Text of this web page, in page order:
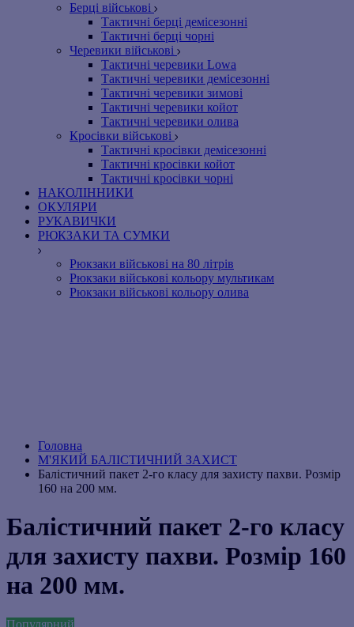
Берці військові
Тактичні берці демісезонні
Тактичні берці чорні
Черевики військові
Тактичні черевики Lowa
Тактичні черевики демісезонні
Тактичні черевики зимові
Тактичні черевики койот
Тактичні черевики олива
Кросівки військові
Тактичні кросівки демісезонні
Тактичні кросівки койот
Тактичні кросівки чорні
НАКОЛІННИКИ
ОКУЛЯРИ
РУКАВИЧКИ
РЮКЗАКИ ТА СУМКИ
Рюкзаки військові на 80 літрів
Рюкзаки військові кольору мультикам
Рюкзаки військові кольору олива
Головна
М'ЯКИЙ БАЛІСТИЧНИЙ ЗАХИСТ
Балістичний пакет 2-го класу для захисту пахви. Розмір
160 на 200 мм.
Балістичний пакет 2-го класу
для захисту пахви. Розмір 160
на 200 мм.
Популярний